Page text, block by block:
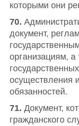
которыми они
70.
документ,
организациям, а
осуществления
обязанностей.
71. Документ,
гражданского